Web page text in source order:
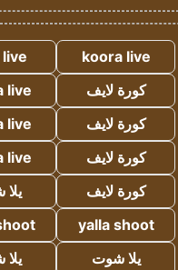
koora live
كورة لايف
live
كورة لايف
live
كورة لايف
live
كورة لايف
yalla shoot
يلا شوت